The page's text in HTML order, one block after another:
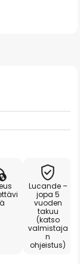
Lucande –
jopa 5
vuoden
takuu
(katso
valmistaja
n
ohjeistus)